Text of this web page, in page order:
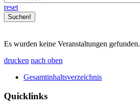
reset
Es wurden keine Veranstaltungen gefunden.
drucken nach oben
Gesamtinhaltsverzeichnis
Quicklinks